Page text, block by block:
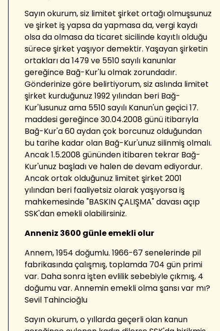
Sayın okurum, siz limitet şirket ortağı olmuşsunuz
ve şirket iş yapsa da yapmasa da, vergi kaydı
olsa da olmasa da ticaret sicilinde kayıtlı olduğu
sürece şirket yaşıyor demektir. Yaşayan şirketin
ortakları da 1479 ve 5510 sayılı kanunlar
gereğince Bağ-Kur'lu olmak zorundadır.
Gönderinize göre belirtiyorum, siz aslında limitet
şirket kurduğunuz 1992 yılından beri Bağ-
Kur'lusunuz ama 5510 sayılı Kanun'un geçici 17.
maddesi gereğince 30.04.2008 günü itibarıyla
Bağ-Kur'a 60 aydan çok borcunuz olduğundan
bu tarihe kadar olan Bağ-Kur'unuz silinmiş olmalı.
Ancak 1.5.2008 gününden itibaren tekrar Bağ-
Kur'unuz başladı ve halen de devam ediyordur.
Ancak ortak olduğunuz limitet şirket 2001
yılından beri faaliyetsiz olarak yaşıyorsa iş
mahkemesinde "BASKIN ÇALIŞMA" davası açıp
SSK'dan emekli olabilirsiniz.
Anneniz 3600 günle emekli olur
Annem, 1954 doğumlu. 1966-67 senelerinde pil
fabrikasında çalışmış, toplamda 704 gün primi
var. Daha sonra işten evlilik sebebiyle çıkmış, 4
doğumu var. Annemin emekli olma şansı var mı?
Sevil Tahincioğlu
Sayın okurum, o yıllarda geçerli olan kanun